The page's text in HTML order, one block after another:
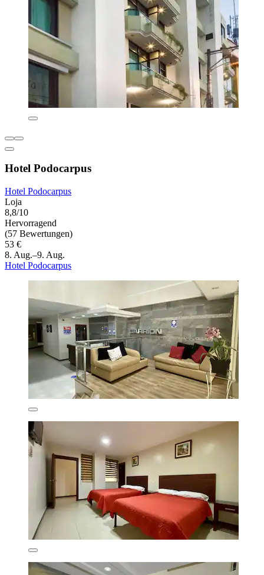
Hotel Podocarpus
Hotel Podocarpus
Loja
8,8/10
Hervorragend
(57 Bewertungen)
53 €
8. Aug.–9. Aug.
Hotel Podocarpus